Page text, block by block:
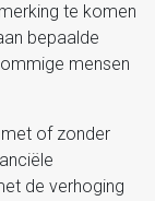
te komen
bepaalde
mensen
of zonder
de verhoging